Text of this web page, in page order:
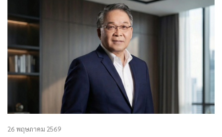
26 พฤษภาคม 2569